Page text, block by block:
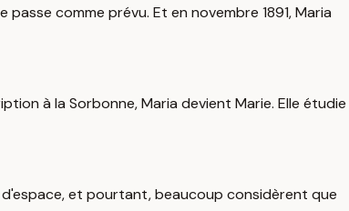
comme prévu. Et en novembre 1891, Maria
à la Sorbonne, Maria devient Marie. Elle étudie
et pourtant, beaucoup considèrent que